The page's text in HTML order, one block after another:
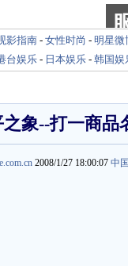
影指南 - 女性时尚 - 明星微
台娱乐 - 日本娱乐 - 韩国娱
象--打一商品
2008/1/27 18:00:07 中